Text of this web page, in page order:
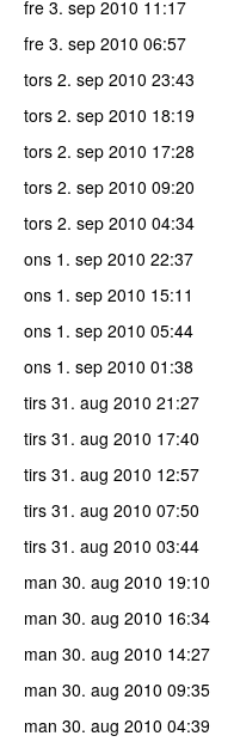
fre 3. sep 2010 11:17
fre 3. sep 2010 06:57
tors 2. sep 2010 23:43
tors 2. sep 2010 18:19
tors 2. sep 2010 17:28
tors 2. sep 2010 09:20
tors 2. sep 2010 04:34
ons 1. sep 2010 22:37
ons 1. sep 2010 15:11
ons 1. sep 2010 05:44
ons 1. sep 2010 01:38
tirs 31. aug 2010 21:27
tirs 31. aug 2010 17:40
tirs 31. aug 2010 12:57
tirs 31. aug 2010 07:50
tirs 31. aug 2010 03:44
man 30. aug 2010 19:10
man 30. aug 2010 16:34
man 30. aug 2010 14:27
man 30. aug 2010 09:35
man 30. aug 2010 04:39